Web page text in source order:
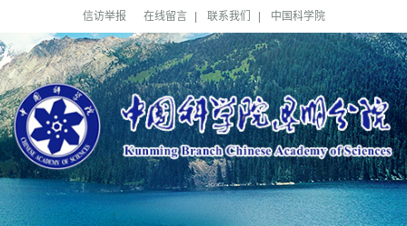
信访举报 在线留言 联系我们 中国科学院